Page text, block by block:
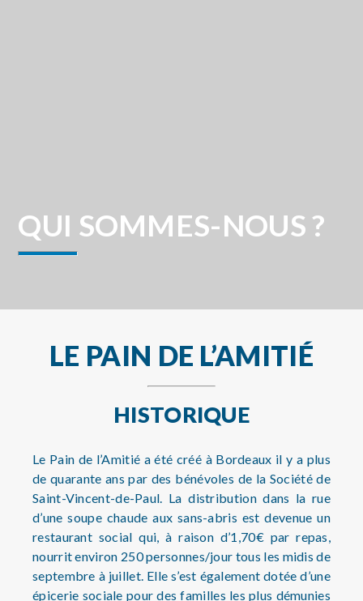
QUI SOMMES-NOUS ?
LE PAIN DE L’AMITIÉ
HISTORIQUE
Le Pain de l’Amitié a été créé à Bordeaux il y a plus
de quarante ans par des bénévoles de la Société de
Saint-Vincent-de-Paul. La distribution dans la rue
d’une soupe chaude aux sans-abris est devenue un
restaurant social qui, à raison d’1,70€ par repas,
nourrit environ 250 personnes/jour tous les midis de
septembre à juillet. Elle s’est également dotée d’une
épicerie sociale pour des familles les plus démunies